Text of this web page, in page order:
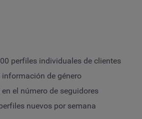
perfiles individuales de clientes
información de género
el número de seguidores
nuevos por semana